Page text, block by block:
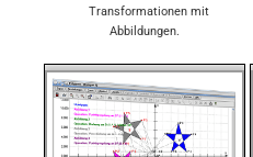
Transformationen mit
Abbildungen.